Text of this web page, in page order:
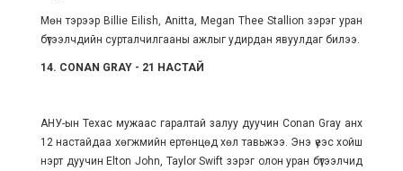
Мөн тэрээр Billie Eilish, Anitta, Megan Thee Stallion зэрэг уран
бүтээлчдийн сурталчилгааны ажлыг удирдан явуулдаг билээ.
14. CONAN GRAY - 21 НАСТАЙ
АНУ-ын Техас мужаас гаралтай залуу дуучин Conan Gray анх
12 настайдаа хөгжмийн ертөнцөд хөл тавьжээ. Энэ үеэс хойш
нэрт дуучин Elton John, Taylor Swift зэрэг олон уран бүтээлчид